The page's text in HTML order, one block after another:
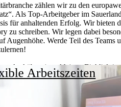
zählen wir zu den
Als Top-Arbeitgeber im
für anhaltenden Erfolg. Wir bieten
zu schreiben. Wir legen dabei
Werde Teil des Teams
erhältst einen kleinen Einblick
Arbeitszeiten